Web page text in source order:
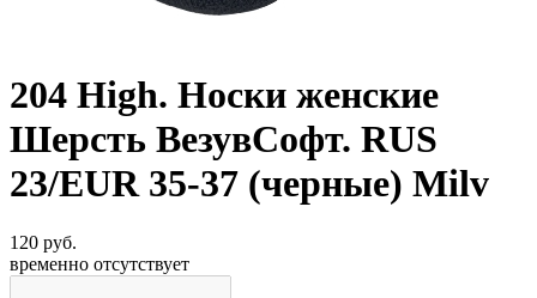
204 High. Носки женские
Шерсть ВезувСофт. RUS
23/EUR 35-37 (черные) Milv
120 руб.
временно отсутствует